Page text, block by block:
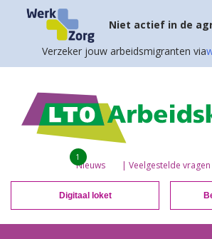
Niet actief in de
Verzeker jouw arbeidsmigranten via
Nieuws
1
| Veelgestelde vragen
Digitaal loket